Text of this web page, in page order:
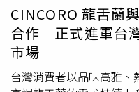
自己人生中第一次唱進棒
生日月收到的第一個生日
隊長陳傑憲也特別於賽前
能像12強比賽一樣次次過
5比0勝出，隊長也擊出
CINCORO 龍舌蘭
合作 正式進軍台
市場
台灣消費者以品味高雅